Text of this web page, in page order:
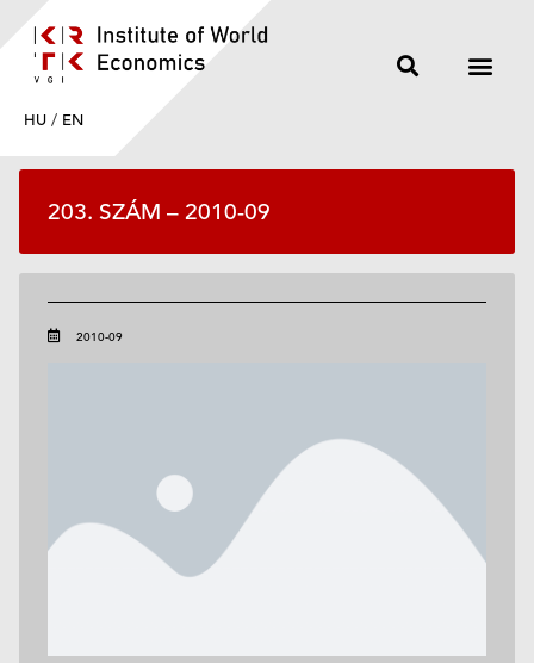
HU / EN
203. SZÁM – 2010-09
2010-09